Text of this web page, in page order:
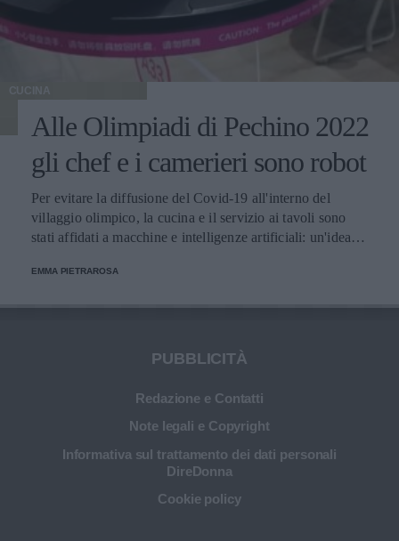
CUCINA
Alle Olimpiadi di Pechino 2022
gli chef e i camerieri sono robot
Per evitare la diffusione del Covid-19 all'interno del
villaggio olimpico, la cucina e il servizio ai tavoli sono
stati affidati a macchine e intelligenze artificiali: un'idea
EMMA PIETRAROSA
PUBBLICITÀ
Redazione e Contatti
Note legali e Copyright
Informativa sul trattamento dei dati personali
DireDonna
Cookie policy